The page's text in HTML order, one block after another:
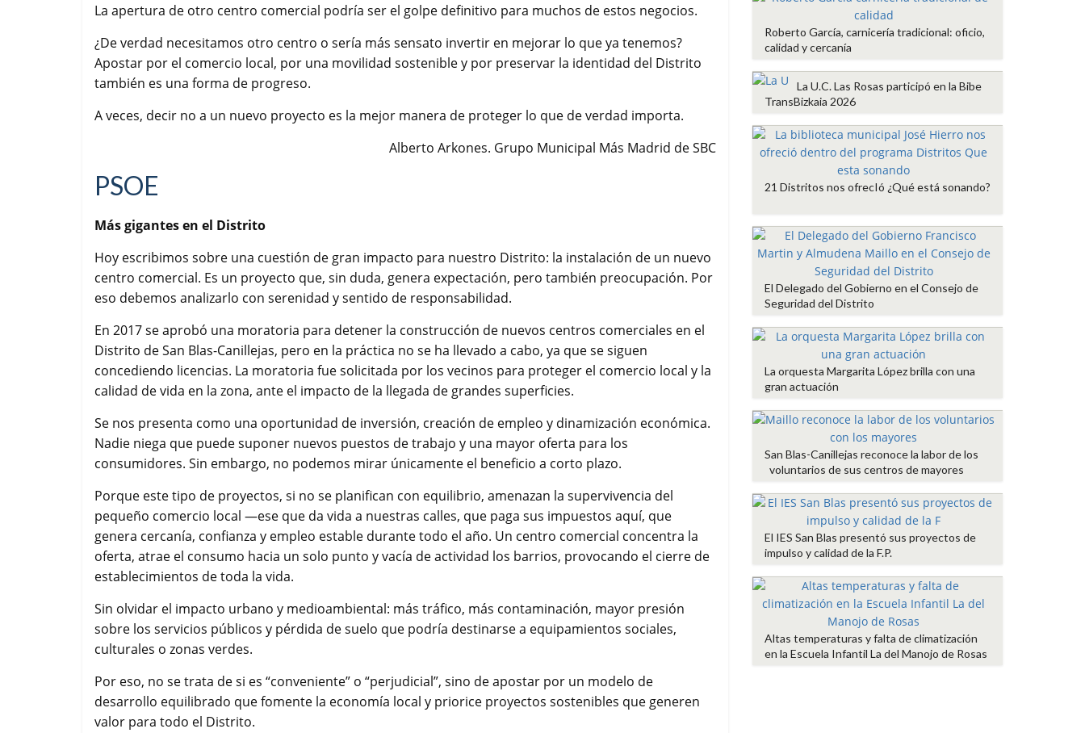
La apertura de otro centro comercial podría ser el golpe definitivo para muchos de estos negocios.
¿De verdad necesitamos otro centro o sería más sensato invertir en mejorar lo que ya tenemos?
Apostar por el comercio local, por una movilidad sostenible y por preservar la identidad del Distrito
también es una forma de progreso.
A veces, decir no a un nuevo proyecto es la mejor manera de proteger lo que de verdad importa.
Alberto Arkones. Grupo Municipal Más Madrid de SBC
PSOE
Más gigantes en el Distrito
Hoy escribimos sobre una cuestión de gran impacto para nuestro Distrito: la instalación de un nuevo
centro comercial. Es un proyecto que, sin duda, genera expectación, pero también preocupación. Por
eso debemos analizarlo con serenidad y sentido de responsabilidad.
En 2017 se aprobó una moratoria para detener la construcción de nuevos centros comerciales en el
Distrito de San Blas-Canillejas, pero en la práctica no se ha llevado a cabo, ya que se siguen
concediendo licencias. La moratoria fue solicitada por los vecinos para proteger el comercio local y la
calidad de vida en la zona, ante el impacto de la llegada de grandes superficies.
Se nos presenta como una oportunidad de inversión, creación de empleo y dinamización económica.
Nadie niega que puede suponer nuevos puestos de trabajo y una mayor oferta para los
consumidores. Sin embargo, no podemos mirar únicamente el beneficio a corto plazo.
Porque este tipo de proyectos, si no se planifican con equilibrio, amenazan la supervivencia del
pequeño comercio local —ese que da vida a nuestras calles, que paga sus impuestos aquí, que
genera cercanía, confianza y empleo estable durante todo el año. Un centro comercial concentra la
oferta, atrae el consumo hacia un solo punto y vacía de actividad los barrios, provocando el cierre de
establecimientos de toda la vida.
Sin olvidar el impacto urbano y medioambiental: más tráfico, más contaminación, mayor presión
sobre los servicios públicos y pérdida de suelo que podría destinarse a equipamientos sociales,
culturales o zonas verdes.
Por eso, no se trata de si es “conveniente” o “perjudicial”, sino de apostar por un modelo de
desarrollo equilibrado que fomente la economía local y priorice proyectos sostenibles que generen
valor para todo el Distrito.
Roberto García, carnicería tradicional: oficio,
calidad y cercanía
La U.C. Las Rosas participó en la Bibe
TransBizkaia 2026
21 Distritos nos ofrecIó ¿Qué está sonando?
El Delegado del Gobierno en el Consejo de
Seguridad del Distrito
La orquesta Margarita López brilla con una
gran actuación
San Blas-Canillejas reconoce la labor de los
voluntarios de sus centros de mayores
El IES San Blas presentó sus proyectos de
impulso y calidad de la F.P.
Altas temperaturas y falta de climatización
en la Escuela Infantil La del Manojo de Rosas